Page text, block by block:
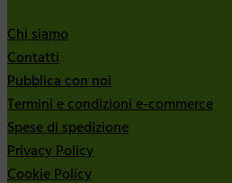
Chi siamo
Contatti
Pubblica con noi
Termini e condizioni e-commerce
Spese di spedizione
Privacy Policy
Cookie Policy